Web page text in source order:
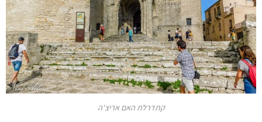
קתדרלת האם אריצ'ה